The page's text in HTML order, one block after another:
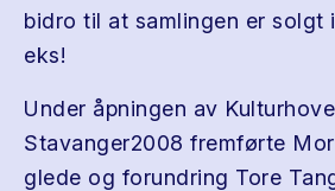
bidro til at samlingen er solgt
eks!
Under åpningen av
Stavanger2008 fremførte
glede og forundring Tore